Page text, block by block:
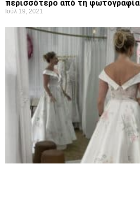
περισσότερο από τη φωτογραφία
Ιούλ 19, 2021